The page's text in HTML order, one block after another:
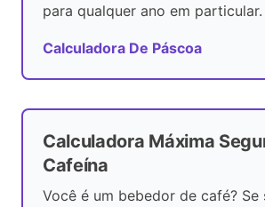
para qualquer ano em particular.
Calculadora De Páscoa
Calculadora Máxima
Cafeína
Você é um bebedor de café? Se